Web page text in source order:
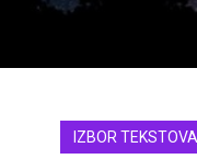
IZBOR TEKSTOVA